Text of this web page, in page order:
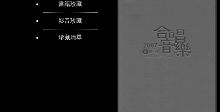
書籍珍藏
影音珍藏
珍藏清單